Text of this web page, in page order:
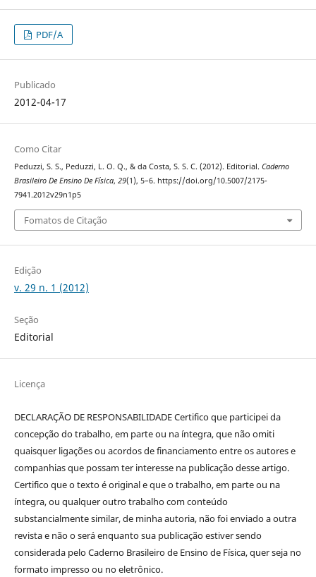
PDF/A
Publicado
2012-04-17
Como Citar
Peduzzi, S. S., Peduzzi, L. O. Q., & da Costa, S. S. C. (2012). Editorial. Caderno
Brasileiro De Ensino De Física, 29(1), 5–6. https://doi.org/10.5007/2175-
7941.2012v29n1p5
Fomatos de Citação
Edição
v. 29 n. 1 (2012)
Seção
Editorial
Licença
DECLARAÇÃO DE RESPONSABILIDADE Certifico que participei da
concepção do trabalho, em parte ou na íntegra, que não omiti
quaisquer ligações ou acordos de financiamento entre os autores e
companhias que possam ter interesse na publicação desse artigo.
Certifico que o texto é original e que o trabalho, em parte ou na
íntegra, ou qualquer outro trabalho com conteúdo
substancialmente similar, de minha autoria, não foi enviado a outra
revista e não o será enquanto sua publicação estiver sendo
considerada pelo Caderno Brasileiro de Ensino de Física, quer seja no
formato impresso ou no eletrônico.